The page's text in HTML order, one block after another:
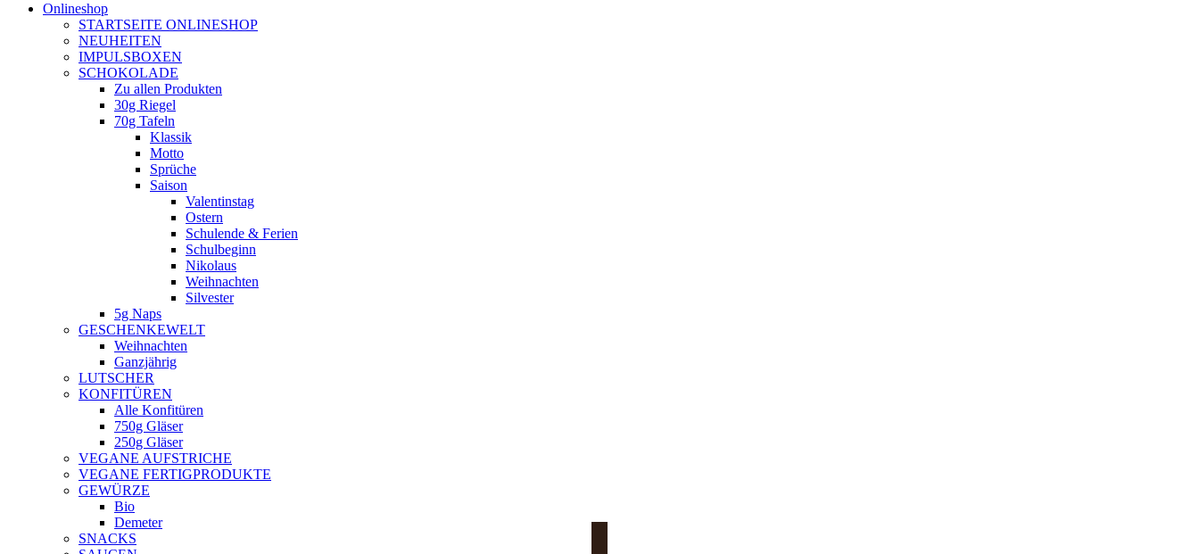
opensOnlineshop
STARTSEITE ONLINESHOP
NEUHEITEN
IMPULSBOXEN
SCHOKOLADE
Zu allen Produkten
30g Riegel
70g Tafeln
Klassik
Motto
Sprüche
Saison
Valentinstag
Ostern
Schulende & Ferien
Schulbeginn
Nikolaus
Weihnachten
Silvester
5g Naps
GESCHENKEWELT
Weihnachten
Ganzjährig
LUTSCHER
KONFITÜREN
Alle Konfitüren
750g Gläser
250g Gläser
VEGANE AUFSTRICHE
VEGANE FERTIGPRODUKTE
GEWÜRZE
Bio
Demeter
SNACKS